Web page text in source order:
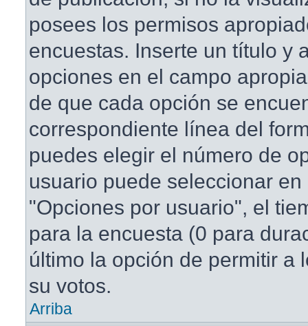
posees los permisos
encuestas. Inserte un título y
opciones en el campo
de que cada opción se
correspondiente línea del
puedes elegir el número de
usuario puede seleccionar
"Opciones por usuario", el
para la encuesta (0 para
último la opción de permitir a
su votos.
Arriba